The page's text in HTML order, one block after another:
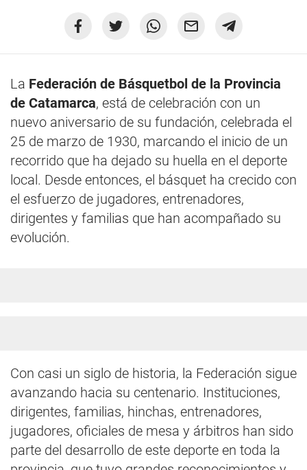
La Federación de Básquetbol de la Provincia
de Catamarca, está de celebración con un
nuevo aniversario de su fundación, celebrada el
25 de marzo de 1930, marcando el inicio de un
recorrido que ha dejado su huella en el deporte
local. Desde entonces, el básquet ha crecido con
el esfuerzo de jugadores, entrenadores,
dirigentes y familias que han acompañado su
evolución.
Con casi un siglo de historia, la Federación sigue
avanzando hacia su centenario. Instituciones,
dirigentes, familias, hinchas, entrenadores,
jugadores, oficiales de mesa y árbitros han sido
parte del desarrollo de este deporte en toda la